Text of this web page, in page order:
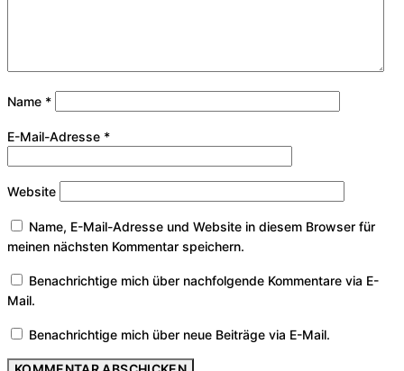
Name *
E-Mail-Adresse *
Website
Name, E-Mail-Adresse und Website in diesem Browser für
meinen nächsten Kommentar speichern.
Benachrichtige mich über nachfolgende Kommentare via E-
Mail.
Benachrichtige mich über neue Beiträge via E-Mail.